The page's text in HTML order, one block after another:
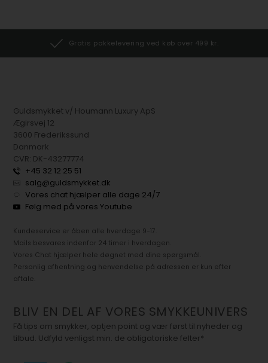
Gratis pakkelevering ved køb over 499 kr.
Guldsmykket v/ Houmann Luxury ApS
Ægirsvej 12
3600 Frederikssund
Danmark
CVR: DK-43277774
+45 32 12 25 51
salg@guldsmykket.dk
Vores chat hjælper alle dage 24/7
Følg med på vores Youtube
Kundeservice er åben alle hverdage 9-17.
Mails besvares indenfor 24 timer i hverdagen.
Vores Chat hjælper hele døgnet med dine spørgsmål.
Personlig afhentning og henvendelse på adressen er kun efter
aftale.
BLIV EN DEL AF VORES SMYKKEUNIVERS
Få tips om smykker, optjen point og vær først til nyheder og
tilbud. Udfyld venligst min. de obligatoriske felter*